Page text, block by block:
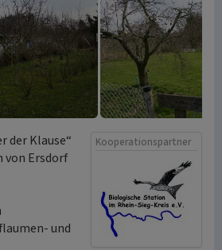
Kooperationspartner
der Klause“
von Ersdorf
und